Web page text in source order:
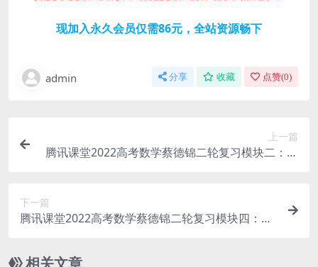
现加入永久会员仅需86元，全站资源畅下
admin 分享 收藏 点赞(0)
上一篇
腾讯课堂2022高考数学蔡德锦二轮复习模块二：体
下一篇
腾讯课堂2022高考数学蔡德锦二轮复习模块四：最
相关文章